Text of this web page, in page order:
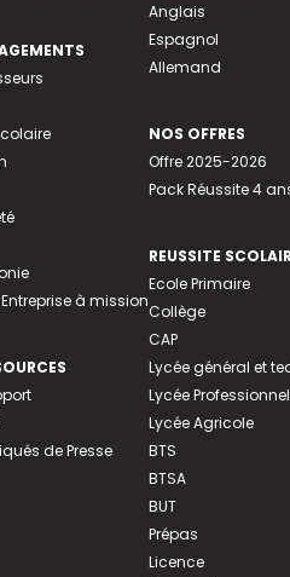
à mission
de Presse
Anglais
Espagnol
Allemand
NOS OFFRES
Offre 2025-2026
Pack Réussite 4
REUSSITE
Ecole Primaire
Collège
CAP
Lycée général et
Lycée Professionnel
Lycée Agricole
BTS
BTSA
BUT
Prépas
Licence